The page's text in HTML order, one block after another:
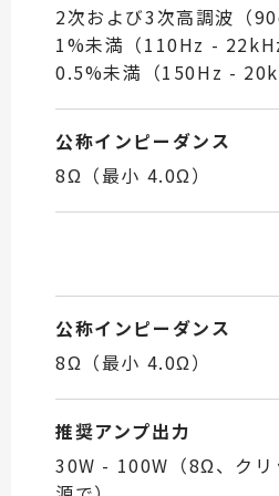
2次および3次高調波（
1%未満（110Hz - 22kHz
0.5%未満（150Hz -
公称インピーダンス
8Ω（最小 4.0Ω）
公称インピーダンス
8Ω（最小 4.0Ω）
推奨アンプ出力
30W - 100W（8Ω、クリ